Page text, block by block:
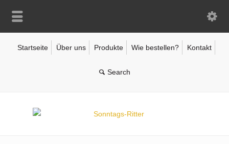
Startseite Über uns Produkte Wie bestellen? Kontakt